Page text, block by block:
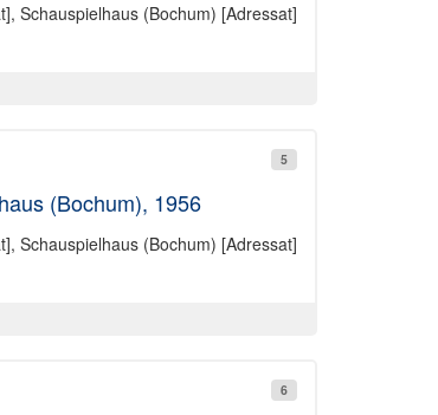
Schauspielhaus (Bochum) [Adressat]
5
(Bochum), 1956
Schauspielhaus (Bochum) [Adressat]
6